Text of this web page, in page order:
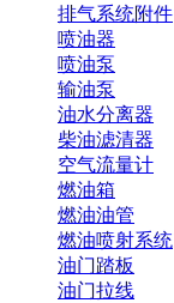
排气系统附件
喷油器
喷油泵
输油泵
油水分离器
柴油滤清器
空气流量计
燃油箱
燃油油管
燃油喷射系统
油门踏板
油门拉线